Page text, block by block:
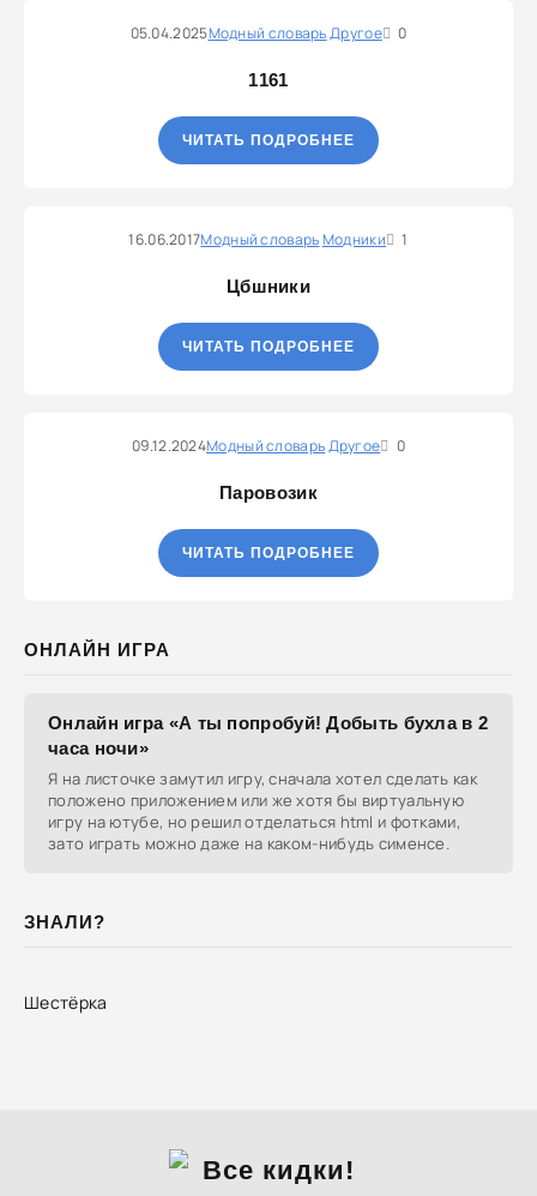
05.04.2025Модный словарьДругое 0
1161
ЧИТАТЬ ПОДРОБНЕЕ
16.06.2017Модный словарьМодники 1
Цбшники
ЧИТАТЬ ПОДРОБНЕЕ
09.12.2024Модный словарьДругое 0
Паровозик
ЧИТАТЬ ПОДРОБНЕЕ
ОНЛАЙН ИГРА
Онлайн игра «А ты попробуй! Добыть бухла в 2
часа ночи»
Я на листочке замутил игру, сначала хотел сделать как
положено приложением или же хотя бы виртуальную
игру на ютубе, но решил отделаться html и фотками,
зато играть можно даже на каком-нибудь сименсе.
ЗНАЛИ?
Шестёрка